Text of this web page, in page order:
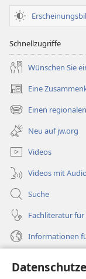
Schnellzugriffe
Wünschen Sie
Eine
(öffnet
neues
Fenster)
Einen
(öffnet
neues
Fenster)
Neu auf jw.org
Videos
Videos mit
Suche
Fachliteratur
Informationen